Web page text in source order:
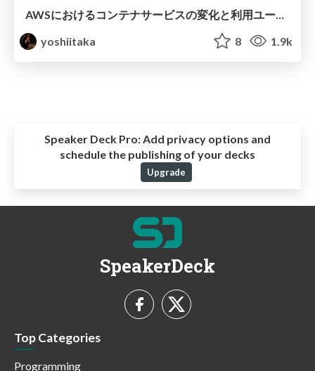
yoshiitaka
8 1.9k
Speaker Deck Pro:Add privacy options and
schedule the publishing of your decks
Upgrade
SpeakerDeck
Top Categories
Programming